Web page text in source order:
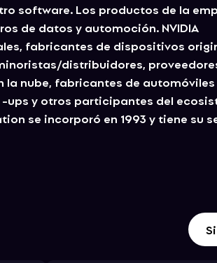
software. Los productos de la
de datos y automoción. NVIDIA
fabricantes de dispositivos
distribuidores,
la nube, fabricantes de automóviles
ups y otros participantes del
se incorporó en 1993 y tiene su